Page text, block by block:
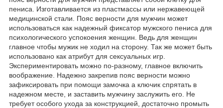
пениса. Изготавливается из пластмассы или нержавеющей
медицинской стали. Пояс верности для мужчин может
использоваться как надежный фиксатор мужского пениса для
психологического успокоения женщин. Ведь для женщин
главное чтобы мужик не ходил на сторону. Так же может быть
использовано как атрибут для сексуальных игр.
Экспериментировать можно по-разному, главное включить
воображение. Надежно закрепив пояс верности можно
зафиксировать при помощи замочка а ключик спрятать в
надежном месте, и заставить мужчину заслужить его. Не
требует особого ухода за конструкцией, достаточно промыть